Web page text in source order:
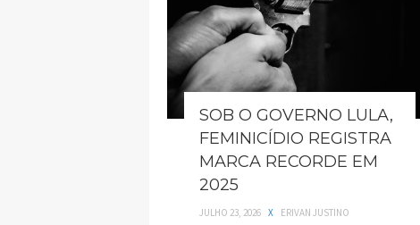
SOB O GOVERNO LULA,
FEMINICÍDIO REGISTRA
MARCA RECORDE EM
2025
JULHO 23, 2026 X ERIVAN JUSTINO